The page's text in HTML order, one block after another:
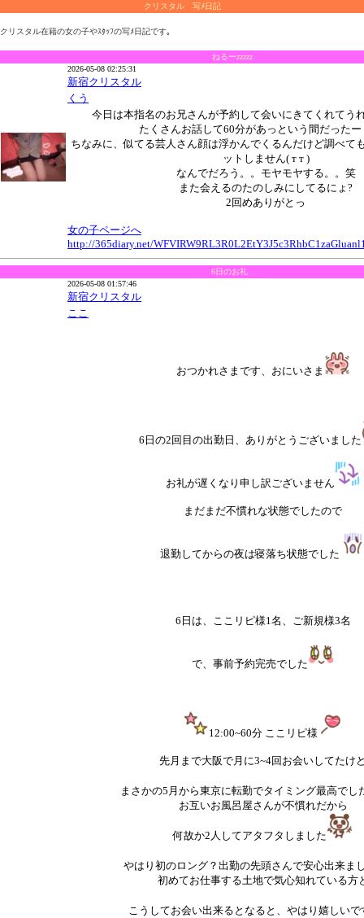
クリスタル 写ﾒ日記
クリスタル在籍の女の子やｽﾀｯﾌの写ﾒ日記です｡
ねるーzzzzz
2026-05-08 02:25:31
新宿クリスタル
くう
今日は本指名のお兄さんが予約して会いにきてくれてう
たくさんお話して60分があっという間だったー
ちなみに、似てる芸人さん顔は浮かんでくるんだけど調べて
ットしません( т т )
なんでだろう。。モヤモヤする。。笑
また会えるのたのしみにしてるにょ?
2回めありがとっ
女の子ページへ
http://365diary.net/
6日のお礼
2026-05-08 01:57:46
新宿クリスタル
ここ
おつかれさまです、おにいさま
6日の2回目の出勤日、ありがとうございました
お礼が遅くなり申し訳ございません
まだまだ不慣れな状態でしたので
退勤してからの夜は寝落ち状態でした
6日は、ここリピ様1名、ご新規様3名
で、事前予約完売でした
12:00~60分 ここリピ様
先月まで大阪で月に3~4回お会いしてたけ
まさかの5月から東京に転勤でタイミング最高でし
お互いお風呂屋さんが不慣れだから
何故か2人してアタフタしました
やはり初のロング？出勤の先頭さんで安心出来ま
初めてお仕事する土地で気心知れている方
こうしてお会い出来るとなると、やはり嬉しいで